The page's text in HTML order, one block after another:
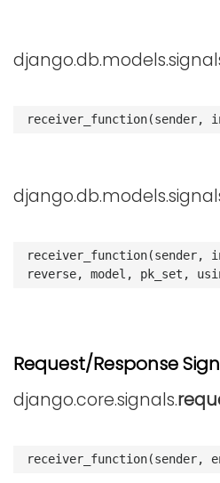
receiver_function(sender,
receiver_function(sender,
reverse, model , pk_set ,
Request/Response
django.core.signals.
receiver_function(sender,